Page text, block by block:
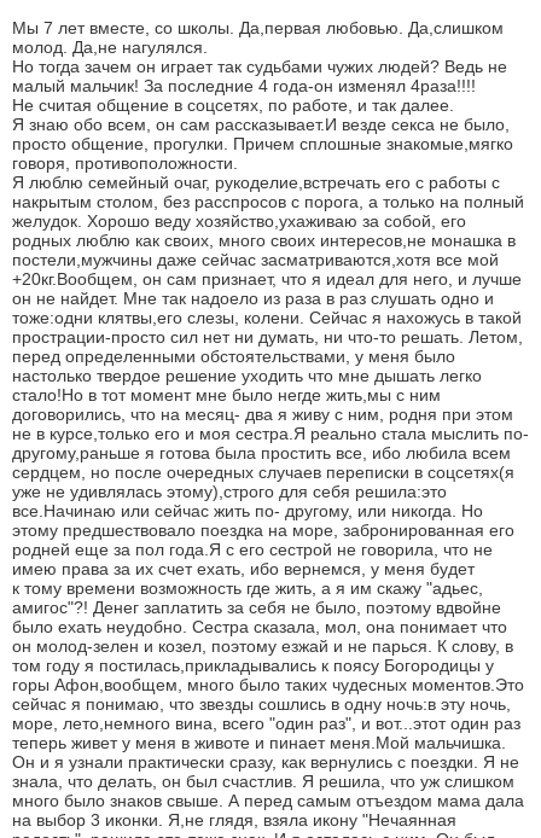
Мы 7 лет вместе, со школы. Да,первая любовью. Да,слишком
молод. Да,не нагулялся.
Но тогда зачем он играет так судьбами чужих людей? Ведь не
малый мальчик! За последние 4 года-он изменял 4раза!!!!
Не считая общение в соцсетях, по работе, и так далее.
Я знаю обо всем, он сам рассказывает.И везде секса не было,
просто общение, прогулки. Причем сплошные знакомые,мягко
говоря, противоположности.
Я люблю семейный очаг, рукоделие,встречать его с работы с
накрытым столом, без расспросов с порога, а только на полный
желудок. Хорошо веду хозяйство,ухаживаю за собой, его
родных люблю как своих, много своих интересов,не монашка в
постели,мужчины даже сейчас засматриваются,хотя все мой
+20кг.Вообщем, он сам признает, что я идеал для него, и лучше
он не найдет. Мне так надоело из раза в раз слушать одно и
тоже:одни клятвы,его слезы, колени. Сейчас я нахожусь в такой
прострации-просто сил нет ни думать, ни что-то решать. Летом,
перед определенными обстоятельствами, у меня было
настолько твердое решение уходить что мне дышать легко
стало!Но в тот момент мне было негде жить,мы с ним
договорились, что на месяц- два я живу с ним, родня при этом
не в курсе,только его и моя сестра.Я реально стала мыслить по-
другому,раньше я готова была простить все, ибо любила всем
сердцем, но после очередных случаев переписки в соцсетях(я
уже не удивлялась этому),строго для себя решила:это
все.Начинаю или сейчас жить по- другому, или никогда. Но
этому предшествовало поездка на море, забронированная его
родней еще за пол года.Я с его сестрой не говорила, что не
имею права за их счет ехать, ибо вернемся, у меня будет
к тому времени возможность где жить, а я им скажу "адьес,
амигос"?! Денег заплатить за себя не было, поэтому вдвойне
было ехать неудобно. Сестра сказала, мол, она понимает что
он молод-зелен и козел, поэтому езжай и не парься. К слову, в
том году я постилась,прикладывались к поясу Богородицы у
горы Афон,вообщем, много было таких чудесных моментов.Это
сейчас я понимаю, что звезды сошлись в одну ночь:в эту ночь,
море, лето,немного вина, всего "один раз", и вот...этот один раз
теперь живет у меня в животе и пинает меня.Мой мальчишка.
Он и я узнали практически сразу, как вернулись с поездки. Я не
знала, что делать, он был счастлив. Я решила, что уж слишком
много было знаков свыше. А перед самым отъездом мама дала
на выбор 3 иконки. Я,не глядя, взяла икону "Нечаянная